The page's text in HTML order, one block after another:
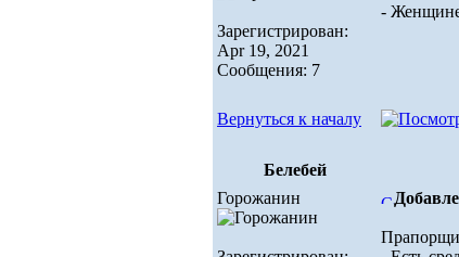
Зарегистрирован:
Apr 19, 2021
Сообщения: 7
-
Вернуться к началу
Белебей
Горожанин